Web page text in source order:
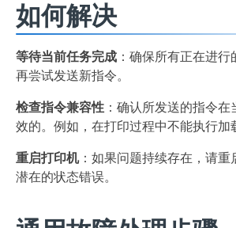
如何解决
等待当前任务完成 ：确保所有正在进
再尝试发送新指令。
检查指令兼容性 ：确认所发送的指令
效的。例如，在打印过程中不能执行加
重启打印机：如果问题持续存在，请重
潜在的状态错误。